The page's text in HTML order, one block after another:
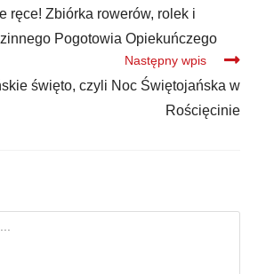
ręce! Zbiórka rowerów, rolek i
Pogotowia Opiekuńczego
Następny wpis
święto, czyli Noc Świętojańska w
Rościęcinie